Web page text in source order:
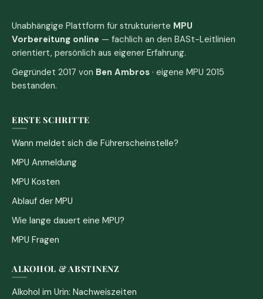
Unabhängige Plattform für strukturierte MPU
Vorbereitung online — fachlich an den BASt-Leitlinien
orientiert, persönlich aus eigener Erfahrung.
Gegründet 2017 von Ben Ambros · eigene MPU 2015
bestanden.
ERSTE SCHRITTE
Wann meldet sich die Führerscheinstelle?
MPU Anmeldung
MPU Kosten
Ablauf der MPU
Wie lange dauert eine MPU?
MPU Fragen
ALKOHOL & ABSTINENZ
Alkohol im Urin: Nachweiszeiten